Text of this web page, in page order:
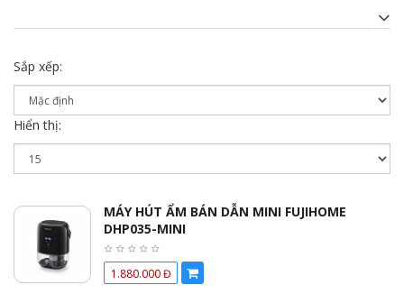
Sắp xếp:
Hiển thị:
MÁY HÚT ẨM BÁN DẪN MINI FUJIHOME
DHP035-MINI
1.880.000 Đ